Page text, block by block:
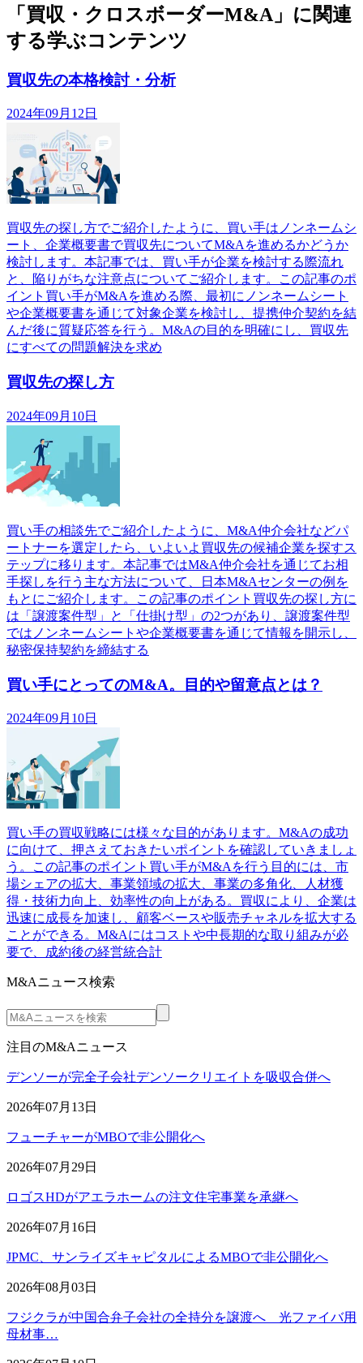
「買収・クロスボーダーM&A」に関連
する学ぶコンテンツ
買収先の本格検討・分析
2024年09月12日
買収先の探し方でご紹介したように、買い手はノンネームシ
ート、企業概要書で買収先についてM&Aを進めるかどうか
検討します。本記事では、買い手が企業を検討する際流れ
と、陥りがちな注意点についてご紹介します。この記事のポ
イント買い手がM&Aを進める際、最初にノンネームシート
や企業概要書を通じて対象企業を検討し、提携仲介契約を結
んだ後に質疑応答を行う。M&Aの目的を明確にし、買収先
にすべての問題解決を求め
買収先の探し方
2024年09月10日
買い手の相談先でご紹介したように、M&A仲介会社などパ
ートナーを選定したら、いよいよ買収先の候補企業を探すス
テップに移ります。本記事ではM&A仲介会社を通じてお相
手探しを行う主な方法について、日本M&Aセンターの例を
もとにご紹介します。この記事のポイント買収先の探し方に
は「譲渡案件型」と「仕掛け型」の2つがあり、譲渡案件型
ではノンネームシートや企業概要書を通じて情報を開示し、
秘密保持契約を締結する
買い手にとってのM&A。目的や留意点とは？
2024年09月10日
買い手の買収戦略には様々な目的があります。M&Aの成功
に向けて、押さえておきたいポイントを確認していきましょ
う。この記事のポイント買い手がM&Aを行う目的には、市
場シェアの拡大、事業領域の拡大、事業の多角化、人材獲
得・技術力向上、効率性の向上がある。買収により、企業は
迅速に成長を加速し、顧客ベースや販売チャネルを拡大する
ことができる。M&Aにはコストや中長期的な取り組みが必
要で、成約後の経営統合計
M&Aニュース検索
注目のM&Aニュース
デンソーが完全子会社デンソークリエイトを吸収合併へ
2026年07月13日
フューチャーがMBOで非公開化へ
2026年07月29日
ロゴスHDがアエラホームの注文住宅事業を承継へ
2026年07月16日
JPMC、サンライズキャピタルによるMBOで非公開化へ
2026年08月03日
フジクラが中国合弁子会社の全持分を譲渡へ 光ファイバ用
母材事…